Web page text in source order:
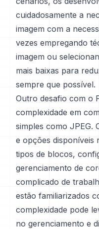
cuidadosamente a
imagem com a
vezes empregando
imagem ou
mais baixas para
sempre que possível.
Outro desafio com o
complexidade em
simples como JPEG.
e opções disponíveis
tipos de blocos,
gerenciamento de
complicado de
estão familiarizados
complexidade pode
no gerenciamento e